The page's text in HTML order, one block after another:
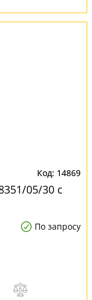
14869
05/30 с
По запросу